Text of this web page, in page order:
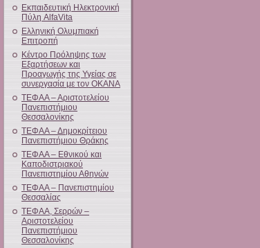
Εκπαιδευτική Ηλεκτρονική
Πύλη AlfaVita
Ελληνική Ολυμπιακή
Επιτροπή
Κέντρο Πρόληψης των
Εξαρτήσεων και
Προαγωγής της Υγείας σε
συνεργασία με τον ΟΚΑΝΑ
ΤΕΦΑΑ – Αριστοτελείου
Πανεπιστήμιου
Θεσσαλονίκης
ΤΕΦΑΑ – Δημοκρίτειου
Πανεπιστήμιου Θράκης
ΤΕΦΑΑ – Εθνικού και
Καποδιστριακού
Πανεπιστημίου Αθηνών
ΤΕΦΑΑ – Πανεπιστημίου
Θεσσαλίας
ΤΕΦΑΑ, Σερρών –
Αριστοτελείου
Πανεπιστήμιου
Θεσσαλονίκης